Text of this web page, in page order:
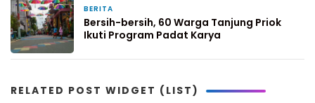
BERITA
Bersih-bersih, 60 Warga Tanjung Priok
Ikuti Program Padat Karya
RELATED POST WIDGET (LIST)